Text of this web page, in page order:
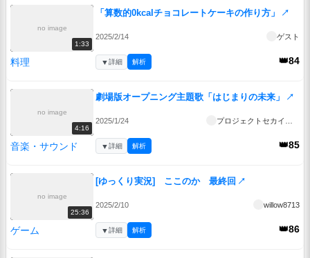
no image
1:33
「算数的0kcalチョコレートケーキの作り方」 ↗
2025/2/14 ゲスト
料理 👑84
▼詳細 解析
no image
4:16
劇場版オープニング主題歌「はじまりの未来」 ↗
2025/1/24
音楽・サウンド 👑85
▼詳細 解析
no image
25:36
[ゆっくり実況] ここのか 最終回 ↗
2025/2/10 willow8713
ゲーム 👑86
▼詳細 解析